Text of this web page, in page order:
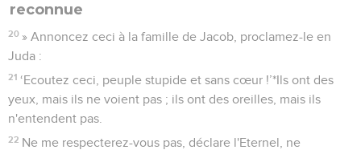
reconnue
20 » Annoncez ceci à la famille de Jacob, proclamez-le en
Juda :
21 ‘Ecoutez ceci, peuple stupide et sans cœur !’*Ils ont des
yeux, mais ils ne voient pas ; ils ont des oreilles, mais ils
n'entendent pas.
22 Ne me respecterez-vous pas, déclare l'Eternel, ne